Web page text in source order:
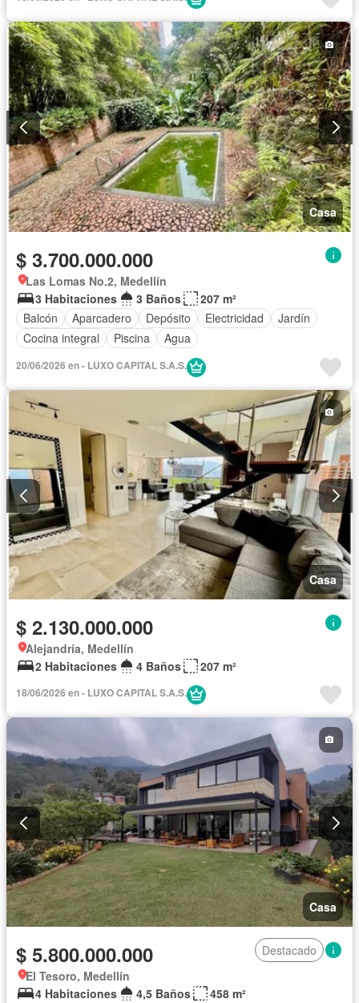
Casa
$ 3.700.000.000
Las Lomas No.2, Medellín
3 Habitaciones
3 Baños
207 m²
Balcón
Aparcadero Depósito Electricidad
Jardín
Cocina integral
Piscina Agua
20/06/2026 en - LUXO CAPITAL S.A.S.
Casa
$ 2.130.000.000
Alejandría, Medellín
2 Habitaciones
4 Baños 207 m²
18/06/2026 en - LUXO CAPITAL S.A.S.
Casa
$ 5.800.000.000
Destacado
El Tesoro, Medellín
4 Habitaciones
4,5 Baños
458 m²